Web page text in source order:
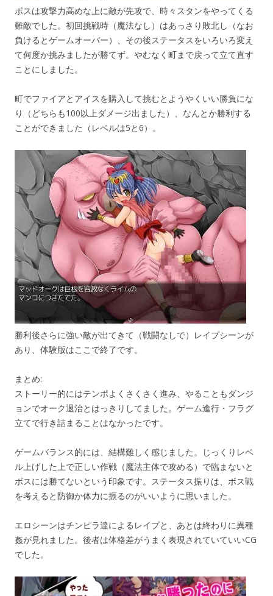
ボスは攻撃力高めな上に敵が先攻で、時々スタンをやってくる
難敵でした。初回挑戦時（魔法なし）はあっさり敗北し（なお
負けるとゲームオーバー）、その後ステータスをいろいろ変え
て何度か挑みましたが勝てず。やむなく町まで戻って立て直す
ことにしました。
町でファイアとアイスを購入して挑むとようやくいい勝負にな
り（どちらも100以上ダメージ出ました）、なんとか勝利する
ことができました（レベルは5と6）。
勝利後さらに強い敵が出てきて（戦闘なしで）レイプシーンが
あり、体験版はここで終了です。
まとめ:
ストーリー的にはテンポよくさくさく進み、やることもダンジ
ョンでオーク退治とはっきりしてました。ゲーム進行・フラグ
立てで行き詰まることはなかったです。
ゲームバランス的には、結構難しく感じました。じっくりレベ
ル上げした上で正しい作戦（魔法主体で攻める）で臨まないと
ボスには勝てないという印象です。ステータス振りは、ボス戦
を考えると防御か体力に振るのがいいように思いました。
エロシーンはチンピラ達によるレイプと、あとは終わりに異種
姦が見れました。後者は体格差がうまく表現されていていいCG
でした。